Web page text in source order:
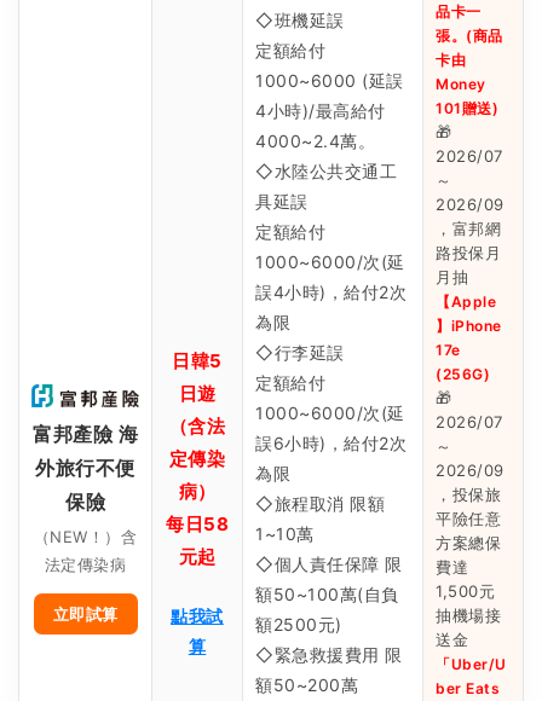
富邦產險 海
外旅行不便
保險
（NEW！）含
法定傳染病
立即試算
日韓5
日遊
（含法
定傳染
病）
每日58
元起
點我試
算
◇班機延誤
定額給付
1000~6000 (延誤
4小時)/最高給付
4000~2.4萬。
◇水陸公共交通工
具延誤
定額給付
1000~6000/次(延
誤4小時)，給付2次
為限
◇行李延誤
定額給付
1000~6000/次(延
誤6小時)，給付2次
為限
◇旅程取消 限額
1~10萬
◇個人責任保障 限
額50~100萬(自負
額2500元)
◇緊急救援費用 限
額50~200萬
品卡一
張。(商品
卡由
Money
101贈送)
🎁
2026/07
～
2026/09
，富邦網
路投保月
月抽
【Apple
】iPhone
17e
(256G)
🎁
2026/07
～
2026/09
，投保旅
平險任意
方案總保
費達
1,500元
抽機場接
送金
「Uber/U
ber Eats